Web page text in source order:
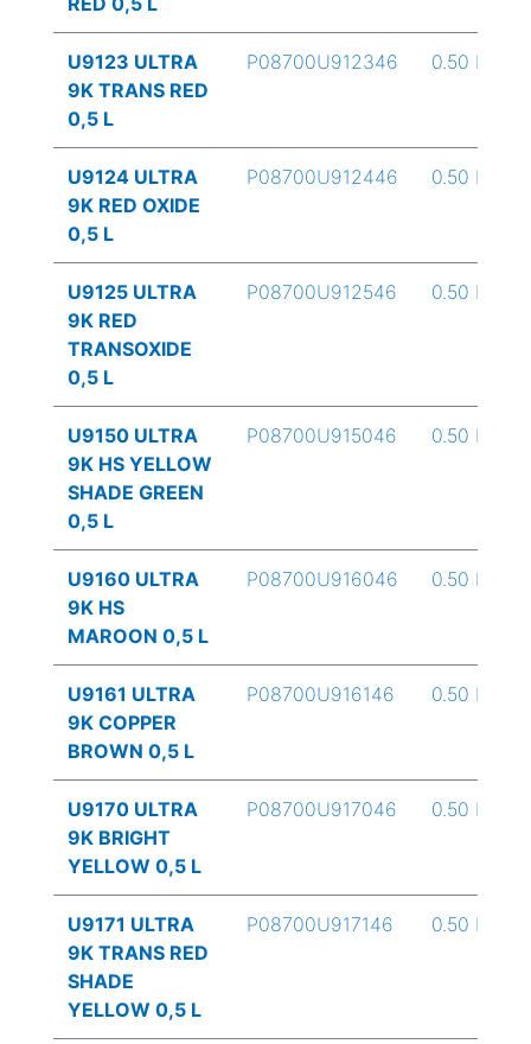
U9123 ULTRA
9K TRANS RED
0,5 L
P08700U912346 0.50 L
U9124 ULTRA
9K RED OXIDE
0,5 L
P08700U912446 0.50 L
U9125 ULTRA
9K RED
TRANSOXIDE
0,5 L
P08700U912546 0.50 L
U9150 ULTRA
9K HS YELLOW
SHADE GREEN
0,5 L
P08700U915046 0.50 L
U9160 ULTRA
9K HS
MAROON 0,5 L
P08700U916046 0.50 L
U9161 ULTRA
9K COPPER
BROWN 0,5 L
P08700U916146 0.50 L
U9170 ULTRA
9K BRIGHT
YELLOW 0,5 L
P08700U917046 0.50 L
U9171 ULTRA
9K TRANS RED
SHADE
YELLOW 0,5 L
P08700U917146 0.50 L